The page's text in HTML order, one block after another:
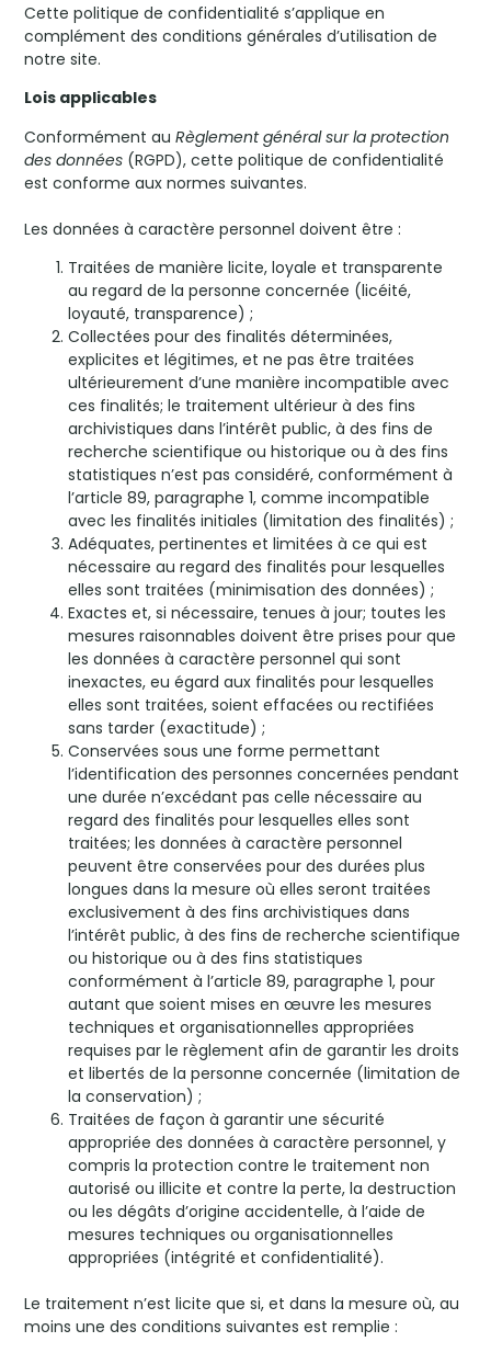
Cette politique de confidentialité s’applique en
complément des conditions générales d’utilisation de
notre site.
Lois applicables
Conformément auRèglement général sur la protection
des données (RGPD), cette politique de confidentialité
est conforme aux normes suivantes.
Les données à caractère personnel doivent être :
Traitées de manière licite, loyale et transparente
au regard de la personne concernée (licéité,
loyauté, transparence) ;
Collectées pour des finalités déterminées,
explicites et légitimes, et ne pas être traitées
ultérieurement d’une manière incompatible avec
ces finalités; le traitement ultérieur à des fins
archivistiques dans l’intérêt public, à des fins de
recherche scientifique ou historique ou à des fins
statistiques n’est pas considéré, conformément à
l’article 89, paragraphe 1, comme incompatible
avec les finalités initiales (limitation des finalités) ;
Adéquates, pertinentes et limitées à ce qui est
nécessaire au regard des finalités pour lesquelles
elles sont traitées (minimisation des données) ;
Exactes et, si nécessaire, tenues à jour; toutes les
mesures raisonnables doivent être prises pour que
les données à caractère personnel qui sont
inexactes, eu égard aux finalités pour lesquelles
elles sont traitées, soient effacées ou rectifiées
sans tarder (exactitude) ;
Conservées sous une forme permettant
l’identification des personnes concernées pendant
une durée n’excédant pas celle nécessaire au
regard des finalités pour lesquelles elles sont
traitées; les données à caractère personnel
peuvent être conservées pour des durées plus
longues dans la mesure où elles seront traitées
exclusivement à des fins archivistiques dans
l’intérêt public, à des fins de recherche scientifique
ou historique ou à des fins statistiques
conformément à l’article 89, paragraphe 1, pour
autant que soient mises en œuvre les mesures
techniques et organisationnelles appropriées
requises par le règlement afin de garantir les droits
et libertés de la personne concernée (limitation de
la conservation) ;
Traitées de façon à garantir une sécurité
appropriée des données à caractère personnel, y
compris la protection contre le traitement non
autorisé ou illicite et contre la perte, la destruction
ou les dégâts d’origine accidentelle, à l’aide de
mesures techniques ou organisationnelles
appropriées (intégrité et confidentialité).
Le traitement n’est licite que si, et dans la mesure où, au
moins une des conditions suivantes est remplie :